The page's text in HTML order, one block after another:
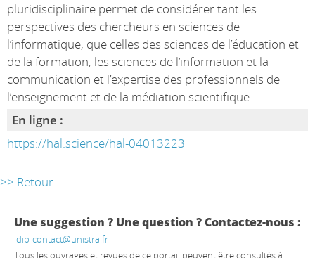
pluridisciplinaire permet de considérer tant les
perspectives des chercheurs en sciences de
l’informatique, que celles des sciences de l’éducation et
de la formation, les sciences de l’information et la
communication et l’expertise des professionnels de
l’enseignement et de la médiation scientifique.
En ligne :
https://hal.science/hal-04013223
>> Retour
Une suggestion ? Une question ? Contactez-nous :
idip-contact@unistra.fr
Tous les ouvrages et revues de ce portail peuvent être consultés à